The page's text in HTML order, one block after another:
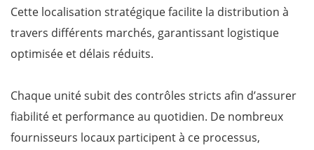
Cette localisation stratégique facilite la distribution à
travers différents marchés, garantissant logistique
optimisée et délais réduits.
Chaque unité subit des contrôles stricts afin d’assurer
fiabilité et performance au quotidien. De nombreux
fournisseurs locaux participent à ce processus,